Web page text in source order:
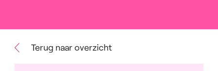
Terug naar overzicht